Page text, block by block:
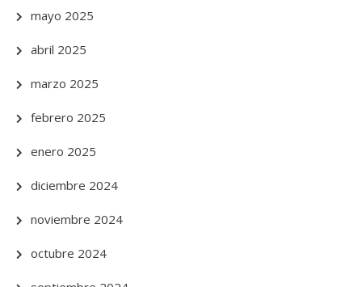
mayo 2025
abril 2025
marzo 2025
febrero 2025
enero 2025
diciembre 2024
noviembre 2024
octubre 2024